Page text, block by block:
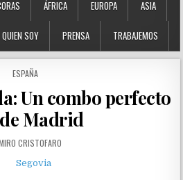
ÁFRICA EUROPA ASIA
QUIEN SOY PRENSA TRABAJEMOS
POSTED IN
ESPAÑA
Un combo perfecto
Madrid
CRISTOFARO